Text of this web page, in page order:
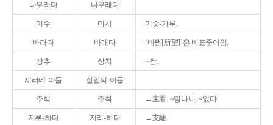
나무라다 나무래다
미수 미시 미숫-가루.
바라다 바래다 ‘바램[所望]’은 비표준어임.
상추 상치 ~쌈.
시러베-아들 실업의-아들
주책 주착 ←主着. ~망나니, ~없다.
지루-하다 지리-하다 ←支離.